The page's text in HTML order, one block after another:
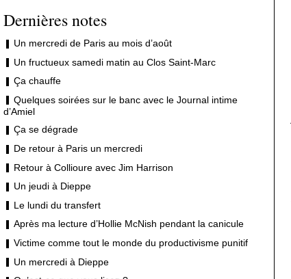
Dernières notes
Un mercredi de Paris au mois d’août
Un fructueux samedi matin au Clos Saint-Marc
Ça chauffe
Quelques soirées sur le banc avec le Journal intime
d’Amiel
Ça se dégrade
De retour à Paris un mercredi
Retour à Collioure avec Jim Harrison
Un jeudi à Dieppe
Le lundi du transfert
Après ma lecture d’Hollie McNish pendant la canicule
Victime comme tout le monde du productivisme punitif
Un mercredi à Dieppe